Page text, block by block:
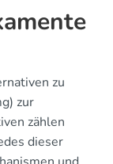
zu
zur
zählen
dieser